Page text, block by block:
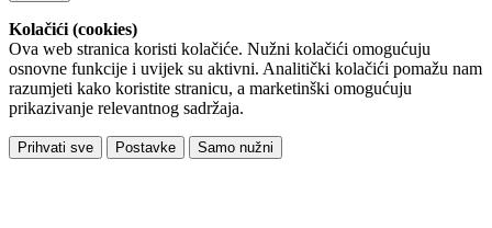
Kolačići (cookies)
Ova web stranica koristi kolačiće. Nužni kolačići omogućuju
osnovne funkcije i uvijek su aktivni. Analitički kolačići pomažu nam
razumjeti kako koristite stranicu, a marketinški omogućuju
prikazivanje relevantnog sadržaja.
Prihvati sve Postavke Samo nužni